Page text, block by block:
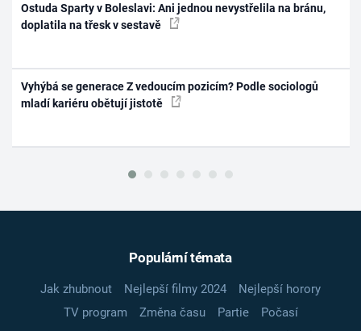
Ostuda Sparty v Boleslavi: Ani jednou nevystřelila na bránu,
doplatila na třesk v sestavě
Vyhýbá se generace Z vedoucím pozicím? Podle sociologů
mladí kariéru obětují jistotě
Populární témata
Jak zhubnout Nejlepší filmy 2024
Nejlepší horory
TV program
Změna času Partie
Počasí